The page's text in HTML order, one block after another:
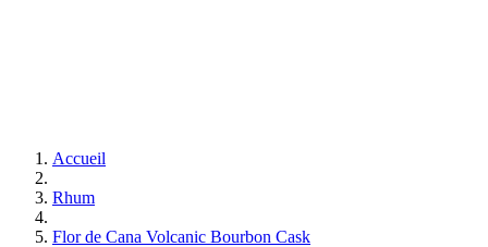
Accueil
Rhum
Flor de Cana Volcanic Bourbon Cask